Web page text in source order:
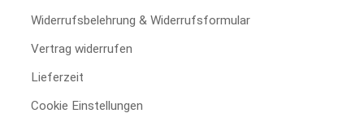
Widerrufsbelehrung & Widerrufsformular
Vertrag widerrufen
Lieferzeit
Cookie Einstellungen